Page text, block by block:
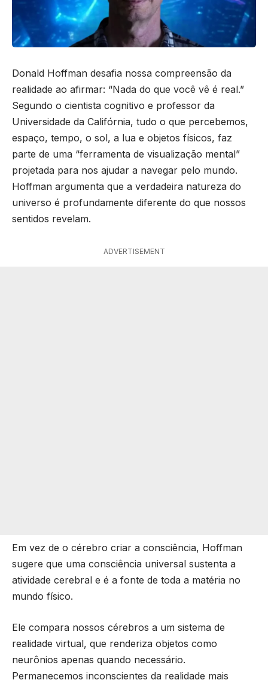
Donald Hoffman desafia nossa compreensão da
realidade ao afirmar: “Nada do que você vê é real.”
Segundo o cientista cognitivo e professor da
Universidade da Califórnia, tudo o que percebemos,
espaço, tempo, o sol, a lua e objetos físicos, faz
parte de uma “ferramenta de visualização mental”
projetada para nos ajudar a navegar pelo mundo.
Hoffman argumenta que a verdadeira natureza do
universo é profundamente diferente do que nossos
sentidos revelam.
ADVERTISEMENT
Em vez de o cérebro criar a consciência, Hoffman
sugere que uma consciência universal sustenta a
atividade cerebral e é a fonte de toda a matéria no
mundo físico.
Ele compara nossos cérebros a um sistema de
realidade virtual, que renderiza objetos como
neurônios apenas quando necessário.
Permanecemos inconscientes da realidade mais